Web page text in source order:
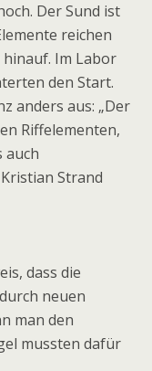
Der Sund ist
reichen
hinauf. Im Labor
den Start.
anders aus: „Der
Riffelementen,
auch
Strand
dass die
neuen
man den
mussten dafür